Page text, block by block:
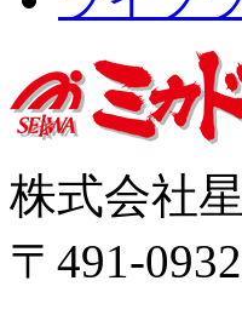
株式会社
〒491-